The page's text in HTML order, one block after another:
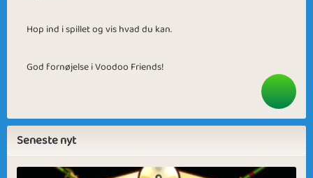
Hop ind i spillet og vis hvad du kan.
God fornøjelse i Voodoo Friends!
Seneste nyt